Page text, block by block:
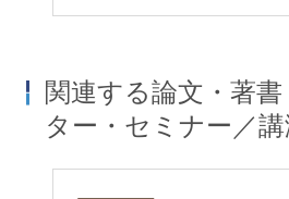
関連する論文・著
ター・セミナー／